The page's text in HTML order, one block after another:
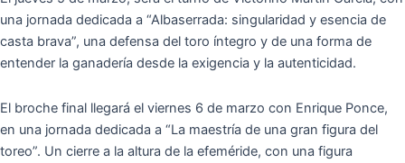
una jornada dedicada a “Albaserrada: singularidad y esencia de
casta brava”, una defensa del toro íntegro y de una forma de
entender la ganadería desde la exigencia y la autenticidad.
El broche final llegará el viernes 6 de marzo con Enrique Ponce,
en una jornada dedicada a “La maestría de una gran figura del
toreo”. Un cierre a la altura de la efeméride, con una figura